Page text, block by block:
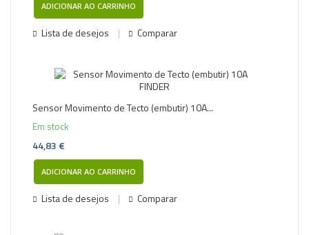
ADICIONAR AO CARRINHO
Lista de desejos Comparar
Sensor Movimento de Tecto (embutir) 10A...
Em stock
44,83 €
ADICIONAR AO CARRINHO
Lista de desejos Comparar